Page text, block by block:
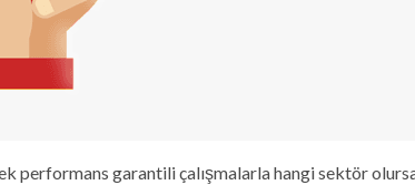
performans garantili çalışmalarla hangi sektör